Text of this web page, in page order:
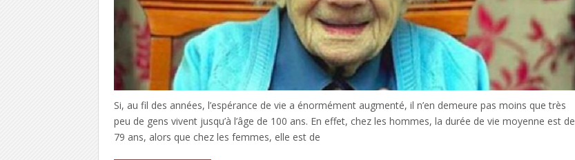
Si, au fil des années, l’espérance de vie a énormément augmenté, il n’en demeure pas moins que très
peu de gens vivent jusqu’à l’âge de 100 ans. En effet, chez les hommes, la durée de vie moyenne est de
79 ans, alors que chez les femmes, elle est de